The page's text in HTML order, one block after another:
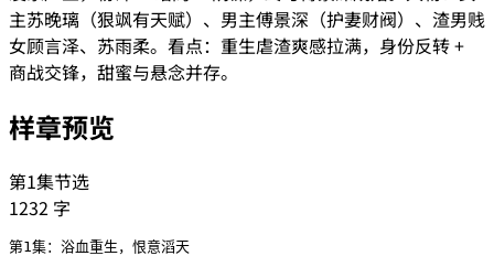
主苏晚璃（狠飒有天赋）、男主傅景深（护妻财阀）、渣男贱
女顾言泽、苏雨柔。看点：重生虐渣爽感拉满，身份反转 +
商战交锋，甜蜜与悬念并存。
样章预览
第1集节选
1232 字
第1集：浴血重生，恨意滔天